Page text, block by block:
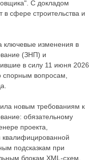
C докладом
в сфере строительства и
ключевые изменения в
(ЗНП) и
в силу 11 июня 2026
спорным вопросам,
новым требованиям к
обязательному
проекта,
квалифицированной
подсказкам при
блокам XML-схем.